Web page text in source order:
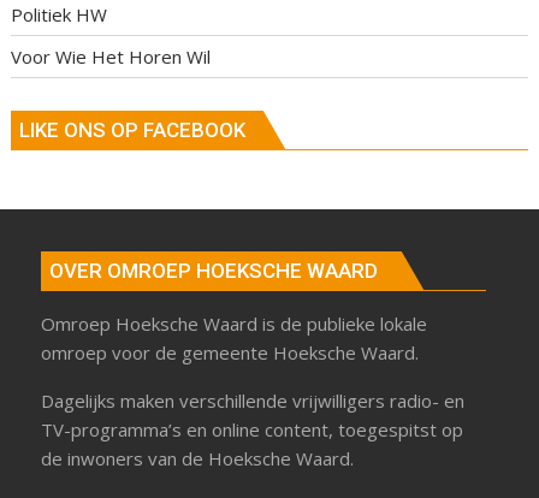
Politiek HW
Voor Wie Het Horen Wil
LIKE ONS OP FACEBOOK
OVER OMROEP HOEKSCHE WAARD
Omroep Hoeksche Waard is de publieke lokale
omroep voor de gemeente Hoeksche Waard.
Dagelijks maken verschillende vrijwilligers radio- en
TV-programma’s en online content, toegespitst op
de inwoners van de Hoeksche Waard.